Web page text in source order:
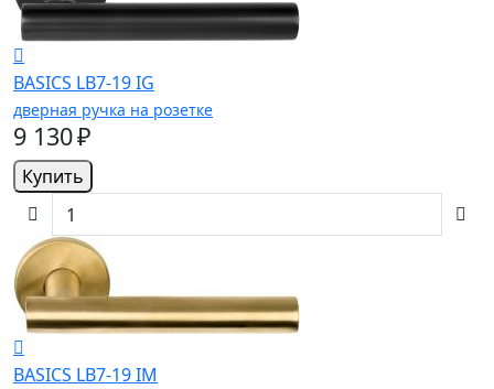
BASICS LB7-19 IG
дверная ручка на розетке
9 130 ₽
Купить
BASICS LB7-19 IM